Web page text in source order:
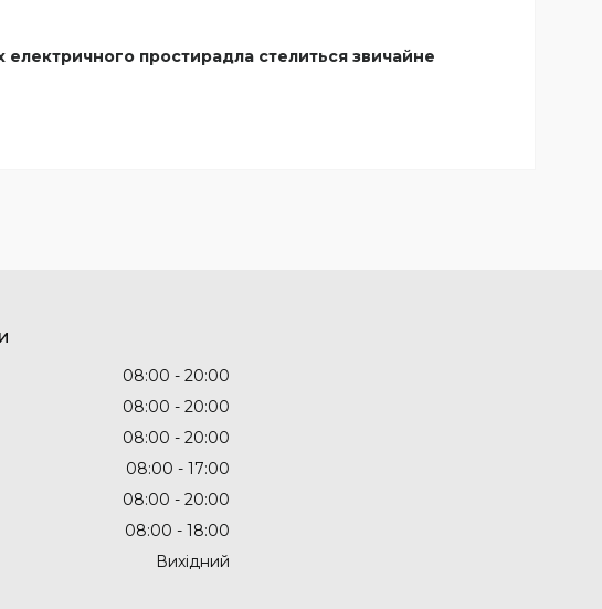
електричного простирадла стелиться звичайне
08:00
20:00
08:00
20:00
08:00
20:00
08:00
17:00
08:00
20:00
08:00
18:00
Вихідний